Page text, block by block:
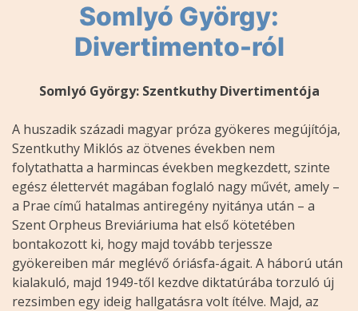
Somlyó György:
Divertimento-ról
Somlyó György: Szentkuthy Divertimentója
A huszadik századi magyar próza gyökeres megújítója,
Szentkuthy Miklós az ötvenes években nem
folytathatta a harmincas években megkezdett, szinte
egész élettervét magában foglaló nagy művét, amely –
a Prae című hatalmas antiregény nyitánya után – a
Szent Orpheus Breviáriuma hat első kötetében
bontakozott ki, hogy majd tovább terjessze
gyökereiben már meglévő óriásfa-ágait. A háború után
kialakuló, majd 1949-től kezdve diktatúrába torzuló új
rezsimben egy ideig hallgatásra volt ítélve. Majd, az